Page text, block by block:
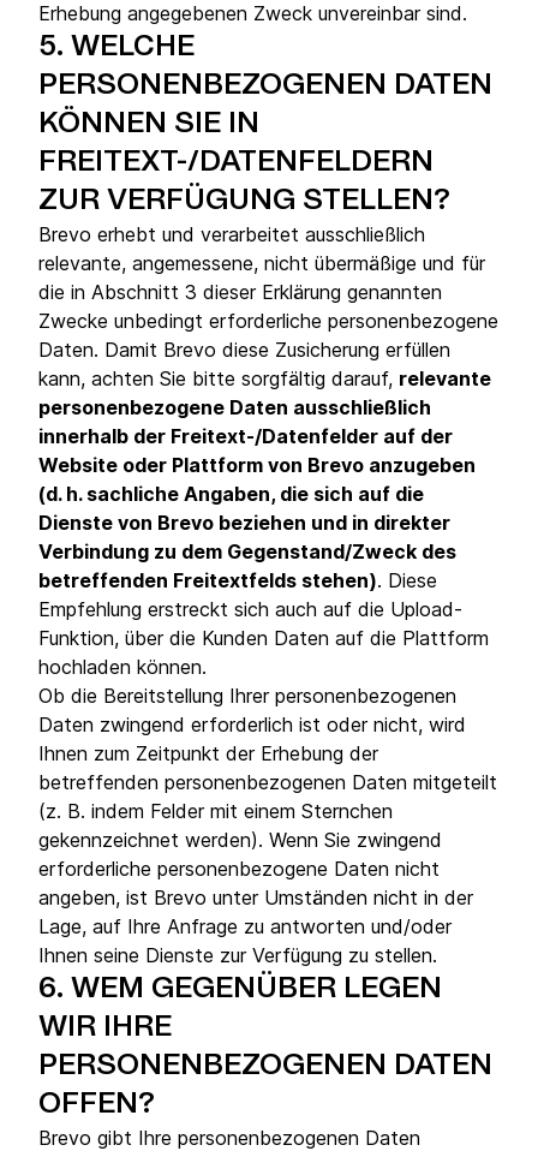
Erhebung angegebenen Zweck unvereinbar sind.
5. WELCHE
PERSONENBEZOGENEN DATEN
KÖNNEN SIE IN
FREITEXT-/DATENFELDERN
ZUR VERFÜGUNG STELLEN?
Brevo erhebt und verarbeitet ausschließlich
relevante, angemessene, nicht übermäßige und für
die in Abschnitt 3 dieser Erklärung genannten
Zwecke unbedingt erforderliche personenbezogene
Daten. Damit Brevo diese Zusicherung erfüllen
kann, achten Sie bitte sorgfältig darauf, relevante
personenbezogene Daten ausschließlich
innerhalb der Freitext-/Datenfelder auf der
Website oder Plattform von Brevo anzugeben
(d. h. sachliche Angaben, die sich auf die
Dienste von Brevo beziehen und in direkter
Verbindung zu dem Gegenstand/Zweck des
betreffenden Freitextfelds stehen). Diese
Empfehlung erstreckt sich auch auf die Upload-
Funktion, über die Kunden Daten auf die Plattform
hochladen können.
Ob die Bereitstellung Ihrer personenbezogenen
Daten zwingend erforderlich ist oder nicht, wird
Ihnen zum Zeitpunkt der Erhebung der
betreffenden personenbezogenen Daten mitgeteilt
(z. B. indem Felder mit einem Sternchen
gekennzeichnet werden). Wenn Sie zwingend
erforderliche personenbezogene Daten nicht
angeben, ist Brevo unter Umständen nicht in der
Lage, auf Ihre Anfrage zu antworten und/oder
Ihnen seine Dienste zur Verfügung zu stellen.
6. WEM GEGENÜBER LEGEN
WIR IHRE
PERSONENBEZOGENEN DATEN
OFFEN?
Brevo gibt Ihre personenbezogenen Daten